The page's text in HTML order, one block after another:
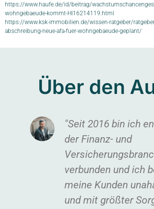
https://www.haufe.de/id/beitrag/
wohngebaeude-kommt-HI16214119.html
https://www.ksk-immobilien.de/wissen-ratgeber/
abschreibung-neue-afa-fuer-wohngebaeude-geplant/
Über den
"Seit 2016 bin ich
der Finanz- und
verbunden und ich
meine Kunden
und mit größter